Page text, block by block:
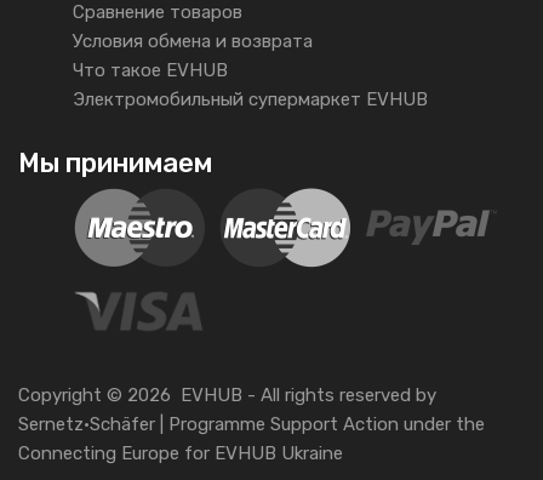
Сравнение товаров
Условия обмена и возврата
Что такое EVHUB
Электромобильный супермаркет EVHUB
Мы принимаем
Copyright © 2026 EVHUB - All rights reserved by
Sernetz·Schäfer | Programme Support Action under the
Connecting Europe for EVHUB Ukraine